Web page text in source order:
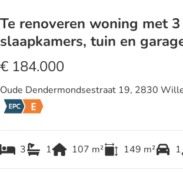
Te renoveren woning met 3
slaapkamers, tuin en
€ 184.000
Oude Dendermondsestraat 19, 2830
3 1 107 m² 149 m² 1